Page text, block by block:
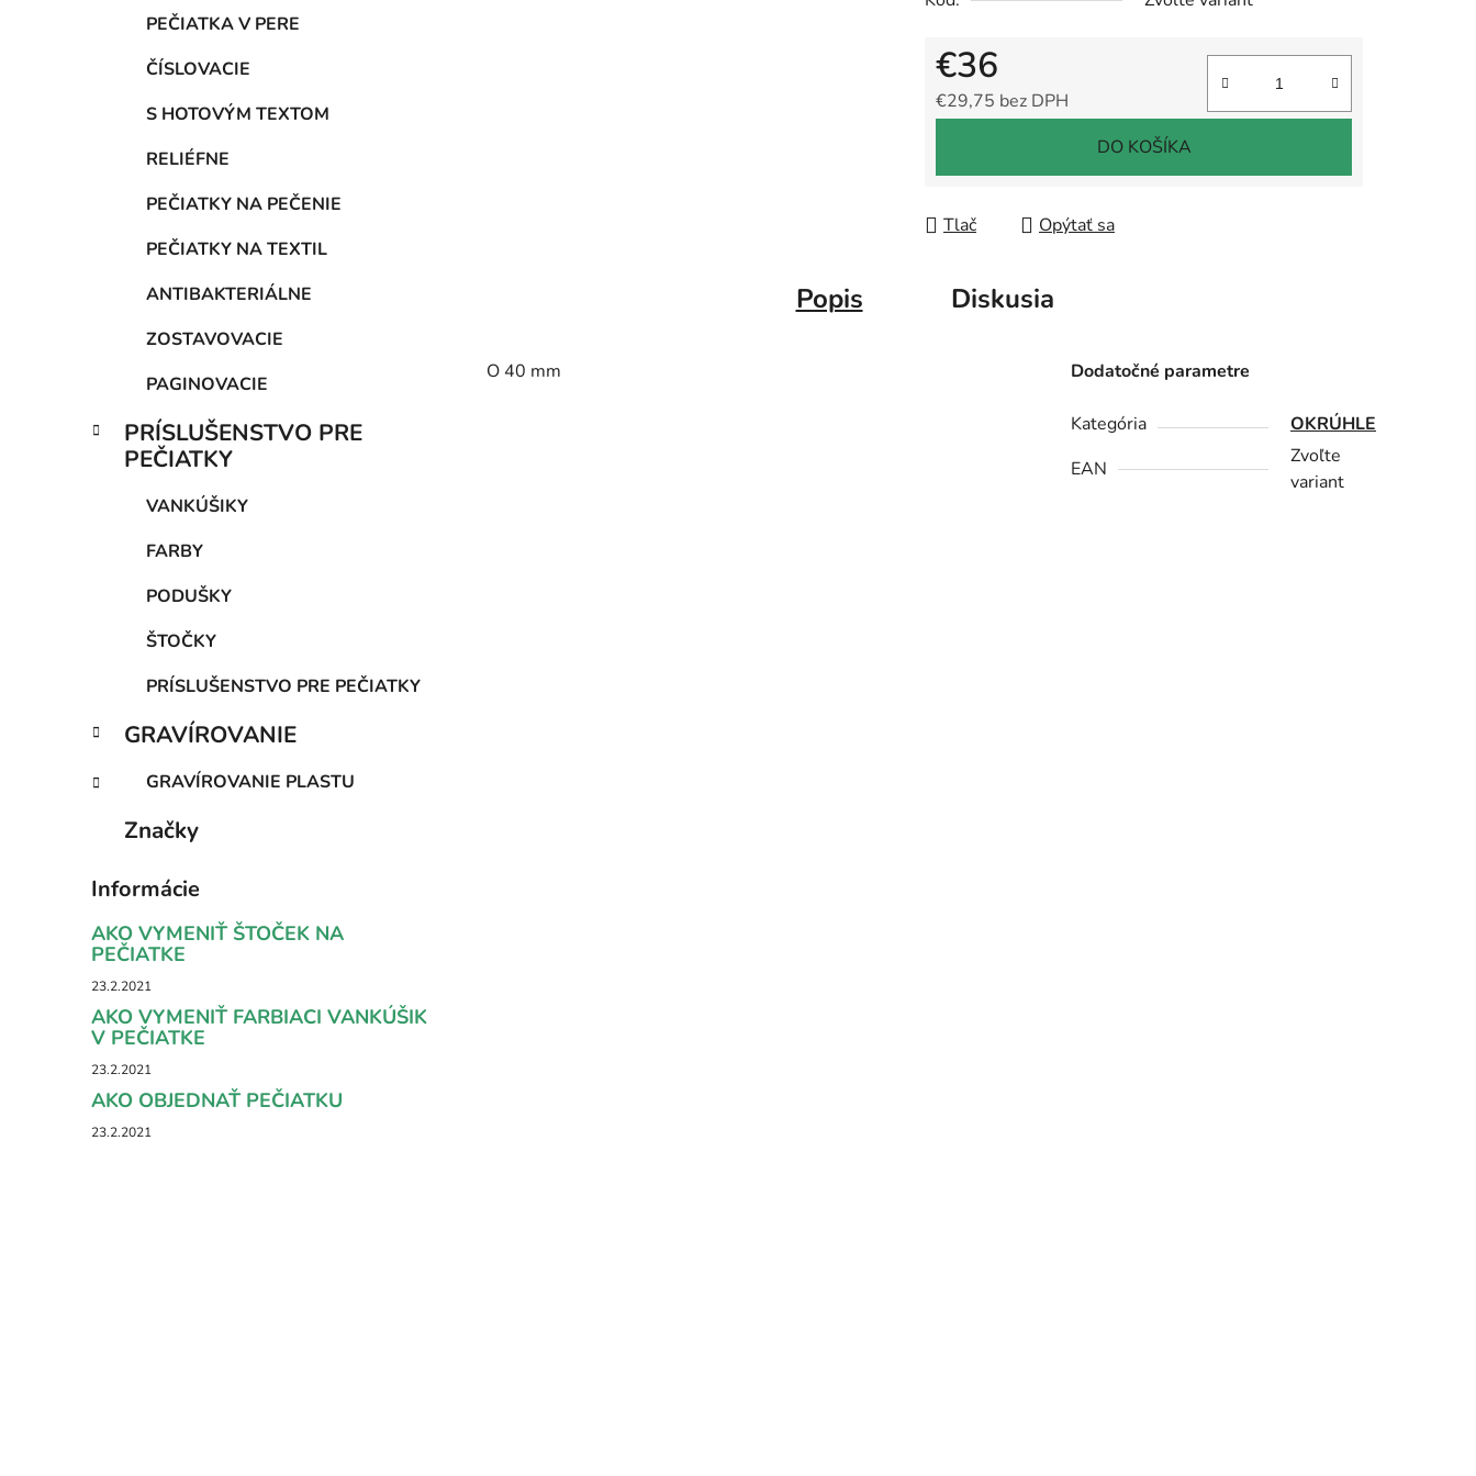
PEČIATKA V PERE
ČÍSLOVACIE
S HOTOVÝM TEXTOM
RELIÉFNE
PEČIATKY NA PEČENIE
PEČIATKY NA TEXTIL
ANTIBAKTERIÁLNE
ZOSTAVOVACIE
PAGINOVACIE
PRÍSLUŠENSTVO PRE
PEČIATKY
VANKÚŠIKY
FARBY
PODUŠKY
ŠTOČKY
PRÍSLUŠENSTVO PRE PEČIATKY
GRAVÍROVANIE
GRAVÍROVANIE PLASTU
Značky
Informácie
AKO VYMENIŤ ŠTOČEK NA
PEČIATKE
23.2.2021
AKO VYMENIŤ FARBIACI VANKÚŠIK
V PEČIATKE
23.2.2021
AKO OBJEDNAŤ PEČIATKU
23.2.2021
€36
€29,75 bez DPH
DO KOŠÍKA
Tlač Opýtať sa
Popis Diskusia
O 40 mm Dodatočné parametre
Kategória
OKRÚHLE
EAN
Zvoľte
variant